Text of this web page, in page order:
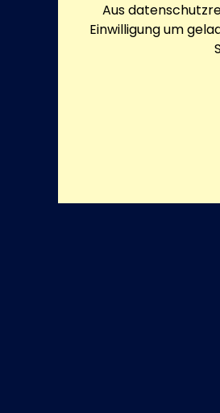
Aus
Einwilligung um